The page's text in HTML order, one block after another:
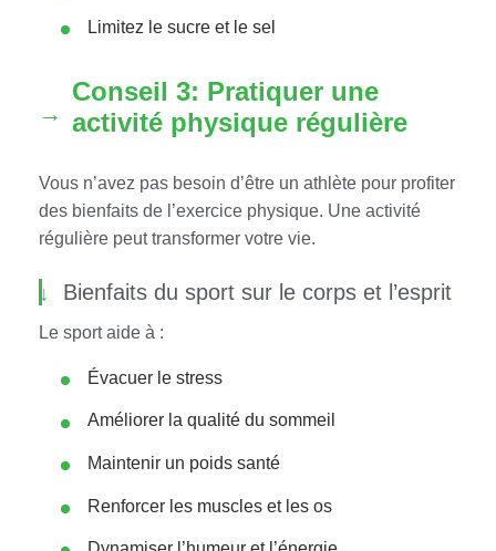
Limitez le sucre et le sel
Conseil 3: Pratiquer une
activité physique régulière
Vous n’avez pas besoin d’être un athlète pour profiter
des bienfaits de l’exercice physique. Une activité
régulière peut transformer votre vie.
Bienfaits du sport sur le corps et l’esprit
Le sport aide à :
Évacuer le stress
Améliorer la qualité du sommeil
Maintenir un poids santé
Renforcer les muscles et les os